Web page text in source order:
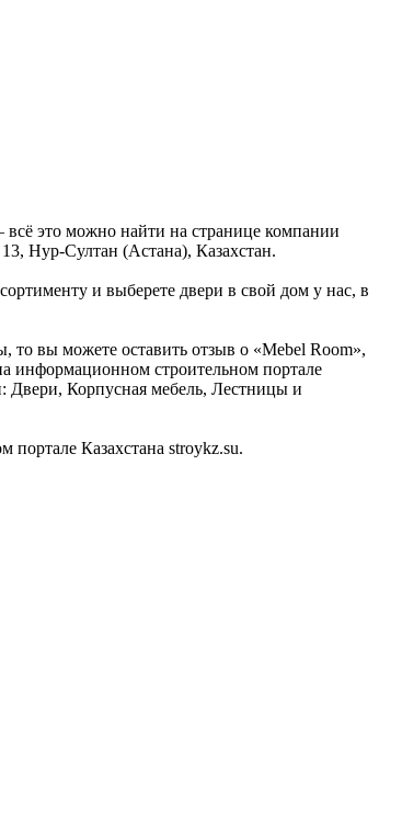
это можно найти на странице компании
Нур-Султан (Астана), Казахстан.
и выберете двери в свой дом у нас, в
то вы можете оставить отзыв о «Mebel Room»,
информационном строительном портале
Двери, Корпусная мебель, Лестницы и
Казахстана stroykz.su.